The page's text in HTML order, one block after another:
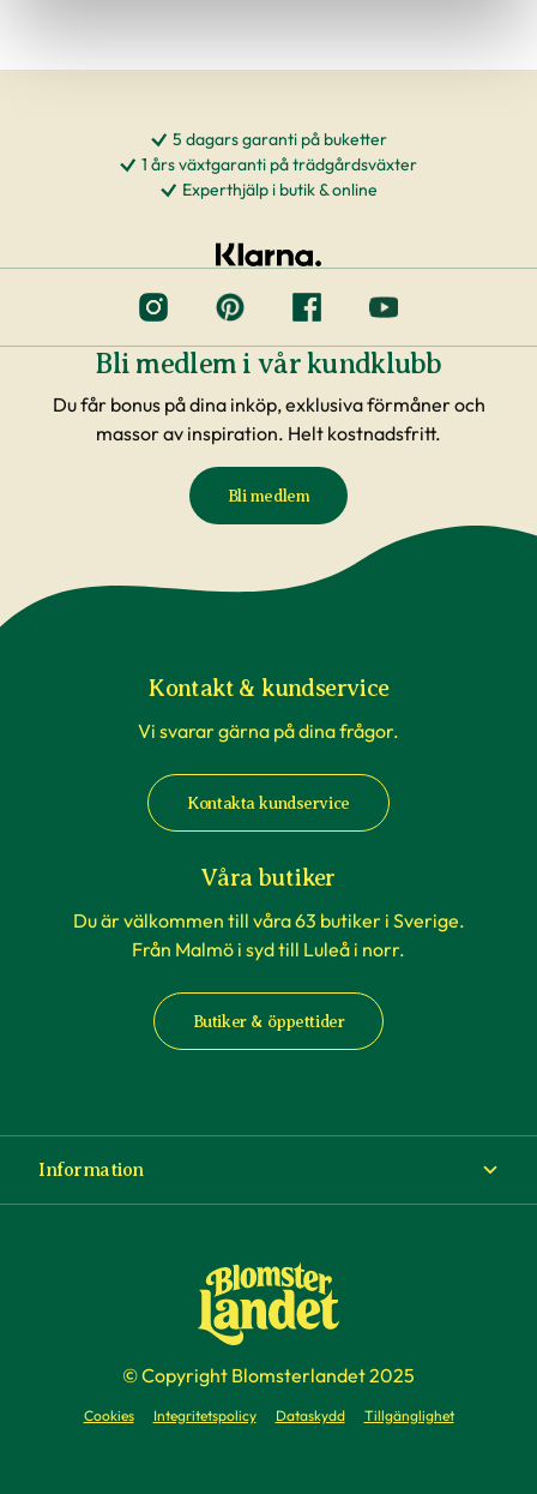
5 dagars garanti på buketter
1 års växtgaranti på trädgårdsväxter
Experthjälp i butik & online
Bli medlem i vår kundklubb
Du får bonus på dina inköp, exklusiva förmåner och
massor av inspiration. Helt kostnadsfritt.
Bli medlem
Kontakt & kundservice
Vi svarar gärna på dina frågor.
Kontakta kundservice
Våra butiker
Du är välkommen till våra 63 butiker i Sverige.
Från Malmö i syd till Luleå i norr.
Butiker & öppettider
Information
Köp- och leveransvillkor
Företag
© Copyright Blomsterlandet 2025
Cookies Integritetspolicy Dataskydd Tillgänglighet